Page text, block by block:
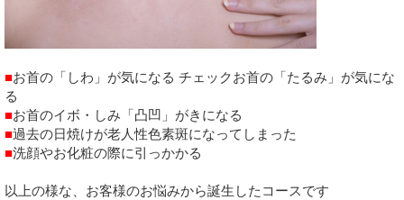
■お首の「しわ」が気になる チェックお首の「たるみ」が気にな
る
■お首のイボ・しみ「凸凹」がきになる
■過去の日焼けが老人性色素斑になってしまった
■洗顔やお化粧の際に引っかかる
以上の様な、お客様のお悩みから誕生したコースです